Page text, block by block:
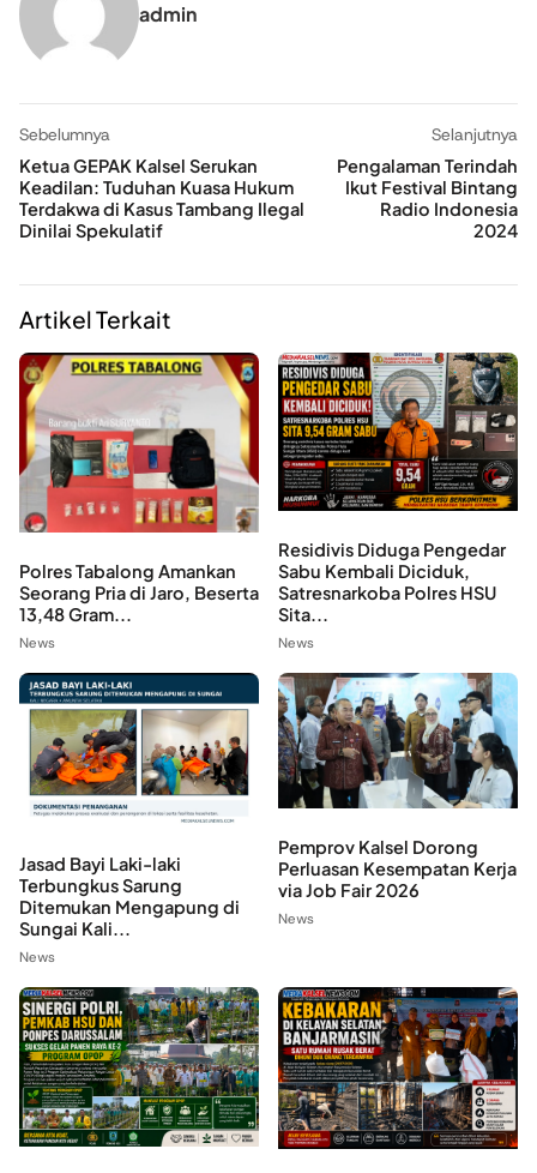
admin
Sebelumnya
Ketua GEPAK Kalsel Serukan
Keadilan: Tuduhan Kuasa Hukum
Terdakwa di Kasus Tambang Ilegal
Dinilai Spekulatif
Selanjutnya
Pengalaman Terindah
Ikut Festival Bintang
Radio Indonesia
2024
Artikel Terkait
Polres Tabalong Amankan
Seorang Pria di Jaro, Beserta
13,48 Gram...
News
Residivis Diduga Pengedar
Sabu Kembali Diciduk,
Satresnarkoba Polres HSU
Sita...
News
Jasad Bayi Laki-laki
Terbungkus Sarung
Ditemukan Mengapung di
Sungai Kali...
News
Pemprov Kalsel Dorong
Perluasan Kesempatan Kerja
via Job Fair 2026
News